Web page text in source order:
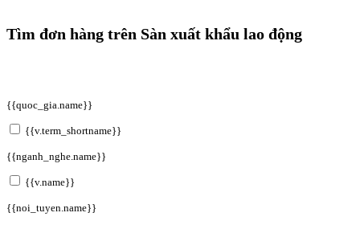
Tìm đơn hàng trên Sàn xuất khẩu lao động
{{quoc_gia.name}}
{{v.term_shortname}}
{{nganh_nghe.name}}
{{v.name}}
{{noi_tuyen.name}}